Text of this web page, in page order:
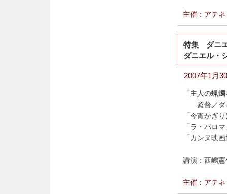
主催：アテ
特集 ダニ
ダニエル・
2007年1月
「主人の蝋
監督／
「今宵かぎ
「ラ・パロ
「カンヌ映
講演：西嶋
主催：アテ